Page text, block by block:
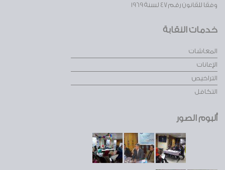
وفقا للقانون رقم 47 لسنة 1969
خدمات النقابة
المعاشات
الإعانات
التراخيص
التكافل
ألبوم الصور